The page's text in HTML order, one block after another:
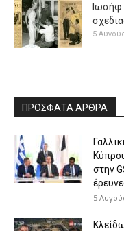
Ιωσήφ
5
ΠΡΟΣΦΑΤΑ ΑΡΘΡΑ
στην
5